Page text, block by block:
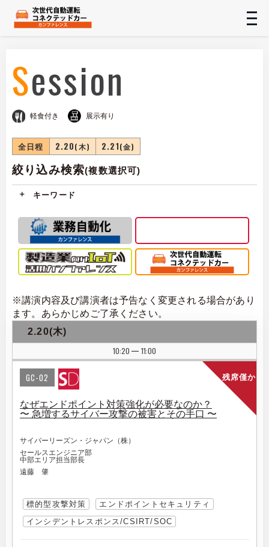
Session
全日程 2.20(木) 2.21(金)
軽食付き 展示有り
絞り込み検索(複数選択可)
キーワード
※講演内容及び講演者は予告なく変更される場合があり
ます。あらかじめご了承ください。
2.20(木)
10:20
| 11:00
残席僅か
GC-02
なぜエンドポイント対策強化が必要なのか？
〜 急増するサイバー攻撃の被害とその手口 〜
サイバーリーズン・ジャパン（株）
セールスエンジニア部
中部エリア担当部長
遠藤 肇
標的型攻撃対策
エンドポイントセキュリティ
インシデントレスポンス/CSIRT/SOC